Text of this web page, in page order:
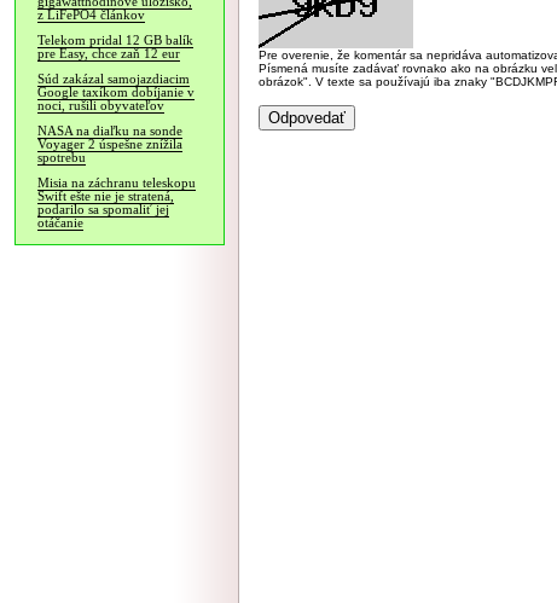
z LiFePO4 článkov
Telekom pridal 12 GB balík
pre Easy, chce zaň 12 eur
Súd zakázal samojazdiacim
Google taxíkom dobíjanie v
noci, rušili obyvateľov
NASA na diaľku na sonde
Voyager 2 úspešne znížila
spotrebu
Misia na záchranu teleskopu
Swift ešte nie je stratená,
podarilo sa spomaliť jej
otáčanie
Pre overenie, že komentár sa nepridáva
Písmená musíte zadávať rovnako ako na obrázku
obrázok". V texte sa používajú iba znaky